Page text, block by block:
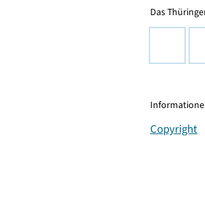
Das
Copyright